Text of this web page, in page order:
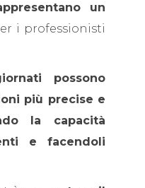
un
i professionisti
possono
più precise e
la capacità
e facendoli